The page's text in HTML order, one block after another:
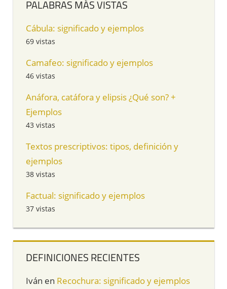
PALABRAS MÁS VISTAS
Cábula: significado y ejemplos
69 vistas
Camafeo: significado y ejemplos
46 vistas
Anáfora, catáfora y elipsis ¿Qué son? +
Ejemplos
43 vistas
Textos prescriptivos: tipos, definición y
ejemplos
38 vistas
Factual: significado y ejemplos
37 vistas
DEFINICIONES RECIENTES
Iván en Recochura: significado y ejemplos